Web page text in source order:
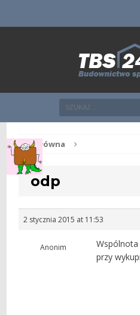
Str. główna
odp
2 stycznia 2015 at 11:53
Anonim
przy